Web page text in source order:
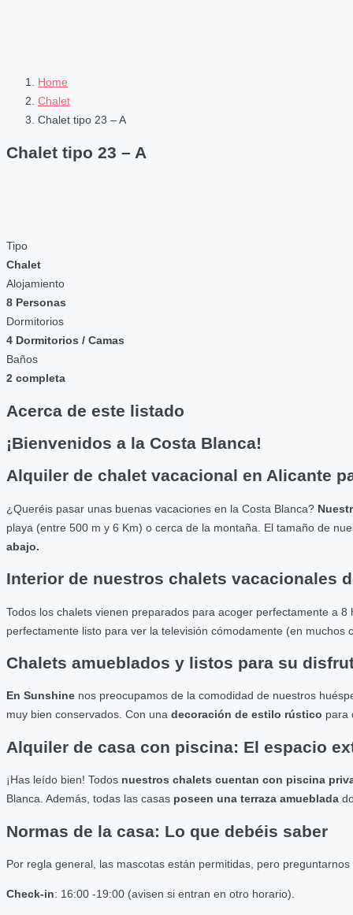
Home
Chalet
Chalet tipo 23 – A
Chalet tipo 23 – A
Tipo
Chalet
Alojamiento
8 Personas
Dormitorios
4 Dormitorios / Camas
Baños
2 completa
Acerca de este listado
¡Bienvenidos a la Costa Blanca!
Alquiler de chalet vacacional en Alicante
¿Queréis pasar unas buenas vacaciones en la Costa Blanca?
playa (entre 500 m y 6 Km) o cerca de la montaña. El tamaño de
abajo.
Interior de nuestros chalets vacacionales
Todos los chalets vienen preparados para acoger perfectamente a 8
perfectamente listo para ver la televisión cómodamente (en
Chalets amueblados y listos para su
En Sunshine nos preocupamos de la comodidad de nuestros
muy bien conservados. Con una decoración de estilo rústico para
Alquiler de casa con piscina: El espacio
¡Has leído bien! Todos nuestros chalets cuentan con piscina
Blanca. Además, todas las casas poseen una terraza amueblada
Normas de la casa: Lo que debéis saber
Por regla general, las mascotas están permitidas, pero
Check-in: 16:00 -19:00 (avisen si entran en otro horario).